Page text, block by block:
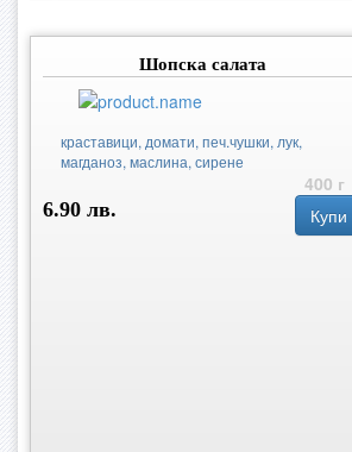
Шопска салата
краставици, домати, печ.чушки, лук,
магданоз, маслина, сирене
400 г
6.90 лв.
Купи